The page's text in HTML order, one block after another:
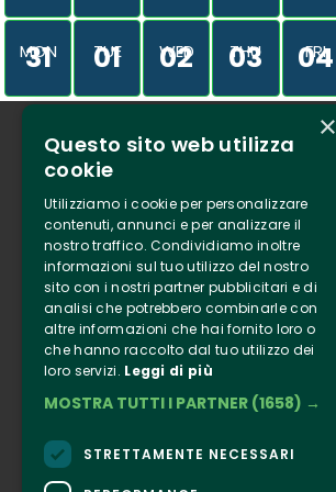
MON
31 TUE
01 WED
02 THU
03 FRI
04
Who we are
Tenuta Selvaggia
Contacts
Online ticketing
Clappit
Information
Follow Us
Facebook
×
Questo sito web utilizza
cookie
Utilizziamo i cookie per personalizzare
contenuti, annunci e per analizzare il
nostro traffico. Condividiamo inoltre
informazioni sul tuo utilizzo del nostro
sito con i nostri partner pubblicitari e di
analisi che potrebbero combinarle con
altre informazioni che hai fornito loro o
che hanno raccolto dal tuo utilizzo dei
loro servizi. Leggi di più
MOSTRA TUTTI I PARTNER (1658) →
STRETTAMENTE NECESSARI